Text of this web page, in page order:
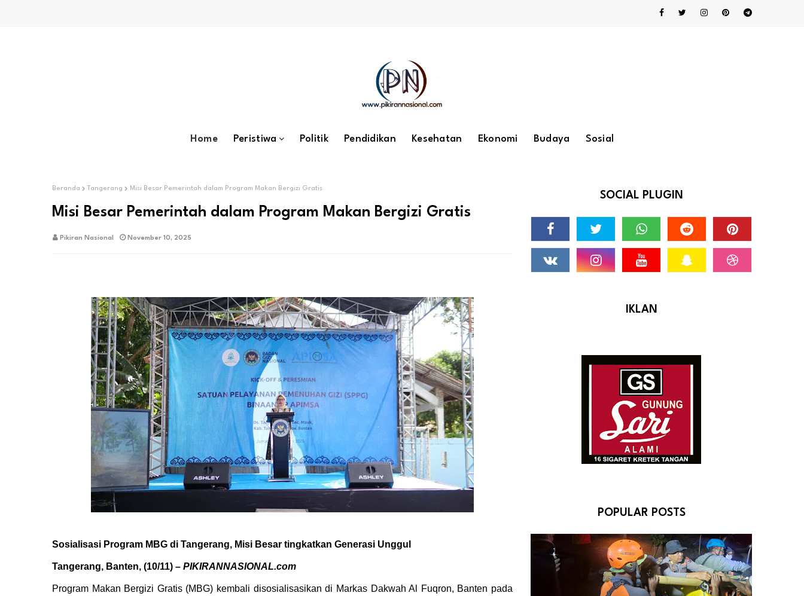
Home Peristiwa Politik Pendidikan Kesehatan Ekonomi Budaya Sosial
Beranda Tangerang Misi Besar Pemerintah dalam Program Makan Bergizi Gratis
Misi Besar Pemerintah dalam Program Makan Bergizi Gratis
Pikiran Nasional November 10, 2025
Sosialisasi Program MBG di Tangerang, Misi Besar tingkatkan Generasi Unggul
Tangerang, Banten, (10/11) – PIKIRANNASIONAL.com
Program Makan Bergizi Gratis (MBG) kembali disosialisasikan di Markas Dakwah Al Fuqron, Banten pada
SOCIAL PLUGIN
IKLAN
POPULAR POSTS